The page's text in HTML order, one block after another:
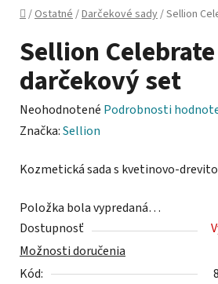
Domov
/Ostatné/Darčekové sady/Sellion
Sellion
darčekový set
Priemerné
hodnotenie
je
z
5
hviezdičiek.
Neohodnotené Podrobnosti
Značka:Sellion
Kozmetická sada s kvetinovo-
Položka bola vypredaná…
Dostupnosť
Možnosti doručenia
Kód: